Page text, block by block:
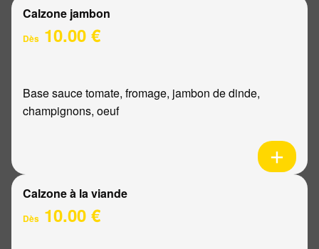
Calzone jambon
Dès 10.00 €
Base sauce tomate, fromage, jambon de dinde,
champignons, oeuf
Calzone à la viande
Dès 10.00 €